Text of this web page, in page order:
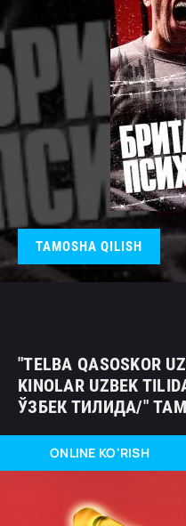
TAMOSHA QILISH
"TELBA QASOSKOR
KINOLAR UZBEK
ЎЗБЕК ТИЛИДА/"
ONLINE KO'RISH